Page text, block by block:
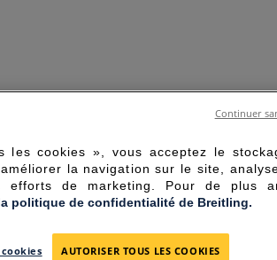
les cookies », vous acceptez le
la navigation sur le site,
de marketing. Pour de plus
politique de confidentialité de Breitling.
AUTORISER TOUS LES COOKIES
Continuer